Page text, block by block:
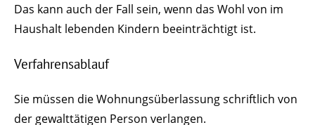
Das kann auch der Fall sein, wenn das Wohl von im
Haushalt lebenden Kindern beeinträchtigt ist.
Verfahrensablauf
Sie müssen die Wohnungsüberlassung schriftlich von
der gewalttätigen Person verlangen.